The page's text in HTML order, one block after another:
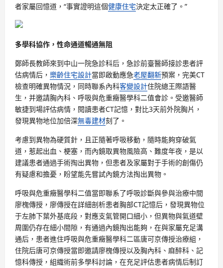
者家屬回憶道，“事實證明這個健康住宅決定太正確了。”
多學科協作，性命通道暢通無阻
鄭師長教師來到中山一院急診科后，急診前臺醫師接診患者評
估病情后， 樂齡住宅設計當即啟動應急老屋翻新預案，完美CT
檢查明確異物情況，同時聯系內科客變設計住院總王際語醫
生，并邀請胸內科、呼吸與危重癥醫學科二值會診。受邀醫師
敏捷到場評估病情，閱讀患者CT記憶，對比3天前外院胸片，
發現異物地位加倍深無毒建材刻了。
考慮到異物為硬質針，且正隨著呼吸移動，隨時能夠穿破氣
道，惹起出血、梗塞，而內鏡取異物風險高、難度年夜，是以
建議患者通過手術掏出異物，但患者及家屬對于手術的創傷仍
有疑慮和擔憂，盼望能先嘗試內鏡方法掏出異物。
呼吸與危重癥醫學科二值當即聯系了呼吸診斷與參與治療中間
廖槐傳授，廖傳授在詳細剖析患者胸部CT記憶后，發現異物位
于左肺下葉外基底段，對應支氣管開口細小，但異物與氣道壁
周圍仍存在細小間隙，有通過內鏡掏出能夠，在與家屬充足溝
通后，患者進住呼吸與危重癥醫學科二區唐可京傳授治療組，
住院后唐可京傳授當即邀請廖槐傳授以及胸內科、麻醉科、記
憶科傳授，組織術前多學科討論，在充足評估患者病情后制訂